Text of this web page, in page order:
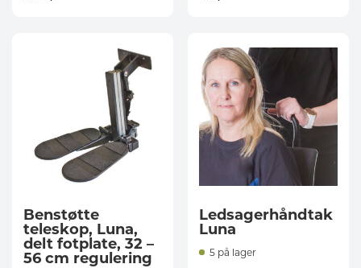
Benstøtte
teleskop, Luna,
delt fotplate, 32 –
56 cm regulering
Ledsagerhåndtak
Luna
5 på lager